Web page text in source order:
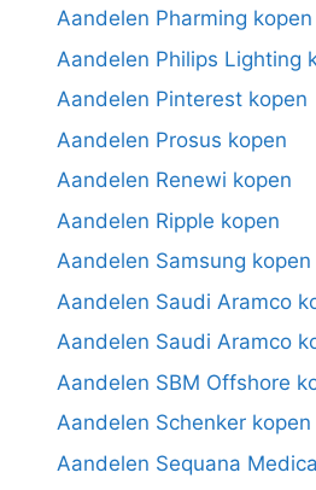
Aandelen Pharming kopen
Aandelen Philips Lighting
Aandelen Pinterest kopen
Aandelen Prosus kopen
Aandelen Renewi kopen
Aandelen Ripple kopen
Aandelen Samsung kopen
Aandelen Saudi Aramco
Aandelen Saudi Aramco
Aandelen SBM Offshore
Aandelen Schenker kopen
Aandelen Sequana